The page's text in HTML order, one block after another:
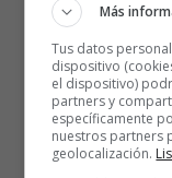
Más
Tus datos
dispositivo
el dispositivo)
partners y
específicamente
nuestros partners
geolocalización.